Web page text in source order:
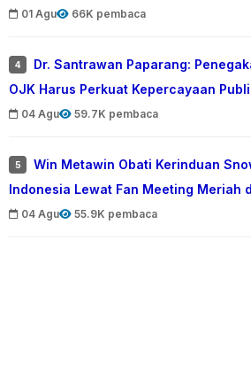
01 Agu 66K pembaca
4
Dr. Santrawan Paparang:
OJK Harus Perkuat Kepercayaan
04 Agu 59.7K pembaca
5
Win Metawin Obati Kerinduan
Indonesia Lewat Fan Meeting Meriah
04 Agu 55.9K pembaca